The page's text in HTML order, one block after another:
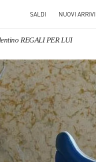
SALDI NUOVI ARRIVI
REGALI PER LUI